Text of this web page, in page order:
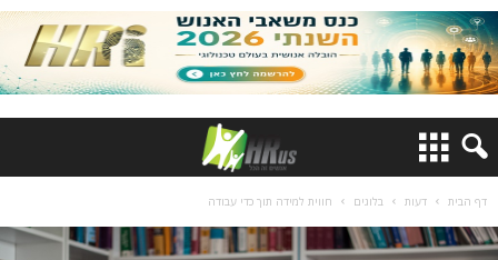
דף הבית דעות בלוגים חווית למידה תוך כדי עבודה